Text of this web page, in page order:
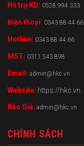
Hỗ trợ KD: 0528.994.333
Điện thoại: 0343.88.44.66
Hotline: 0343.88.44.66
MST: 0311.543.898
Email: admin@hkc.vn
Website: https://hkc.vn
Báo Giá: admin@hkc.vn
CHÍNH SÁCH